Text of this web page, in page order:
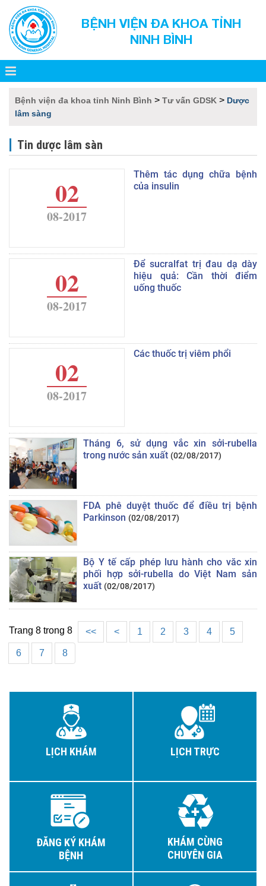
BỆNH VIỆN ĐA KHOA TỈNH
NINH BÌNH
Bệnh viện đa khoa tỉnh Ninh Bình > Tư vấn GDSK > Dược
lâm sàng
Tin dược lâm sàn
02
08-2017
Thêm tác dụng chữa bệnh
của insulin
02
08-2017
Để sucralfat trị đau dạ dày
hiệu quả: Cần thời điểm
uống thuốc
02
08-2017
Các thuốc trị viêm phổi
Tháng 6, sử dụng vắc xin sởi-rubella
trong nước sản xuất (02/08/2017)
FDA phê duyệt thuốc để điều trị bệnh
Parkinson (02/08/2017)
Bộ Y tế cấp phép lưu hành cho văc xin
phối hợp sởi-rubella do Việt Nam sản
xuất (02/08/2017)
Trang 8 trong 8 << < 1 2 3 4 5
6 7 8
LỊCH KHÁM LỊCH TRỰC
ĐĂNG KÝ KHÁM
BỆNH
KHÁM CÙNG
CHUYÊN GIA